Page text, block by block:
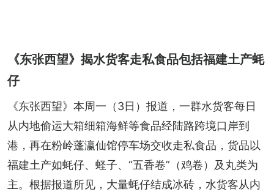
《东张西望》揭水货客走私食品包括福建土产蚝
仔
《东张西望》本周一（3日）报道，一群水货客每日
从内地偷运大箱细箱海鲜等食品经陆路跨境口岸到
港，再在粉岭蓬瀛仙馆停车场交收走私食品，货品以
福建土产如蚝仔、蛏子、“五香卷”（鸡卷）及丸类为
主。根据报道所见，大量蚝仔结成冰砖，水货客从内